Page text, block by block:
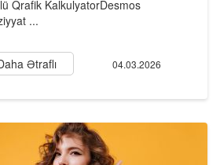
Qrafik KalkulyatorDesmos
...
Ətraflı 04.03.2026